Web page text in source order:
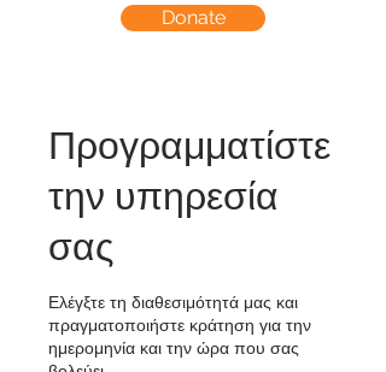
Donate
Προγραμματίστε
την υπηρεσία
σας
Ελέγξτε τη διαθεσιμότητά μας και
πραγματοποιήστε κράτηση για την
ημερομηνία και την ώρα που σας